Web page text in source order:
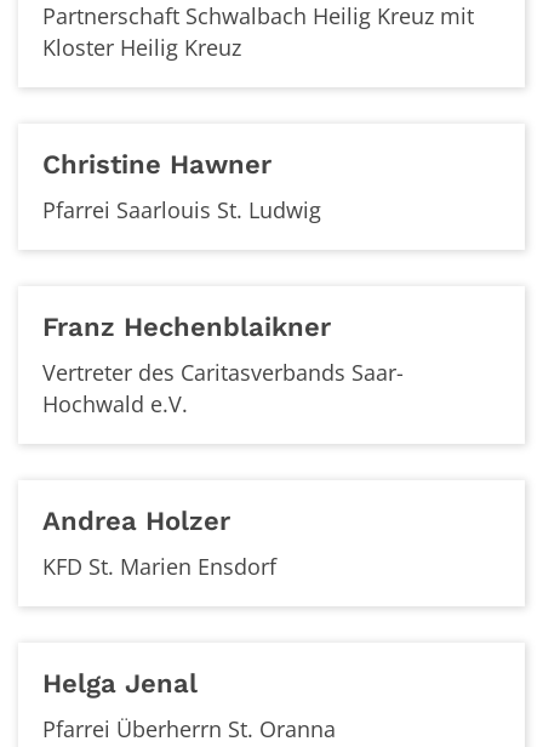
Partnerschaft Schwalbach Heilig Kreuz mit
Kloster Heilig Kreuz
Christine Hawner
Pfarrei Saarlouis St. Ludwig
Franz Hechenblaikner
Vertreter des Caritasverbands Saar-
Hochwald e.V.
Andrea Holzer
KFD St. Marien Ensdorf
Helga Jenal
Pfarrei Überherrn St. Oranna